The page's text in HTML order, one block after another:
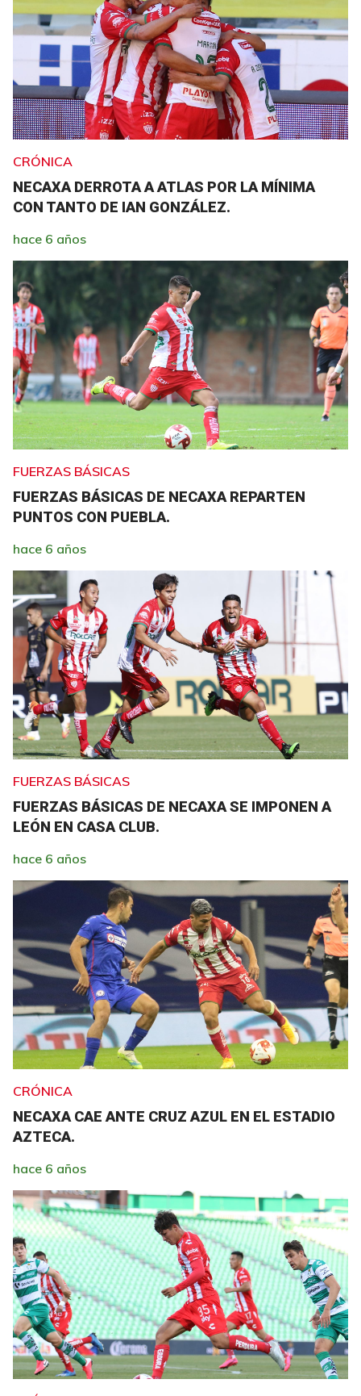
CRÓNICA
NECAXA DERROTA A ATLAS POR LA MÍNIMA
CON TANTO DE IAN GONZÁLEZ.
hace 6 años
FUERZAS BÁSICAS
FUERZAS BÁSICAS DE NECAXA REPARTEN
PUNTOS CON PUEBLA.
hace 6 años
FUERZAS BÁSICAS
FUERZAS BÁSICAS DE NECAXA SE IMPONEN A
LEÓN EN CASA CLUB.
hace 6 años
CRÓNICA
NECAXA CAE ANTE CRUZ AZUL EN EL ESTADIO
AZTECA.
hace 6 años